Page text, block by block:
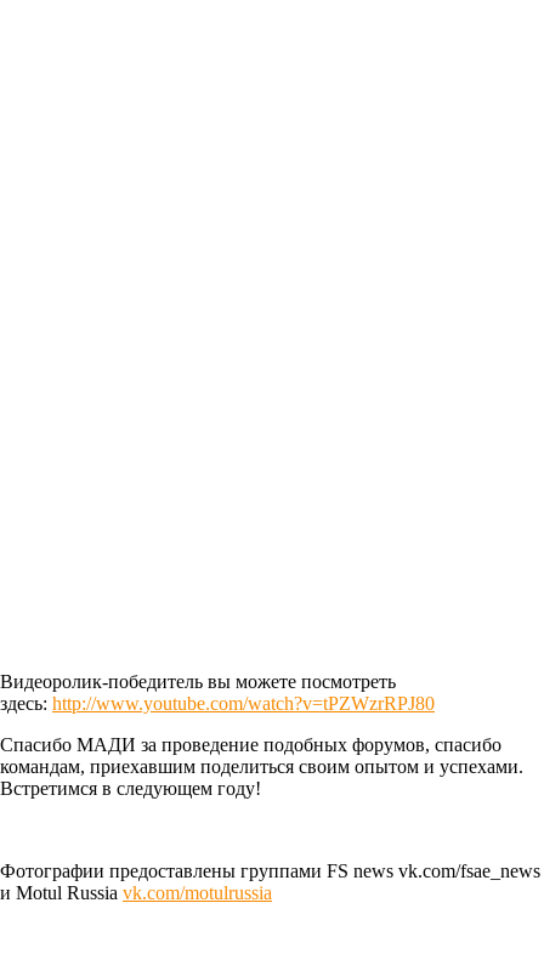
Видеоролик-победитель вы можете посмотреть
здесь: http://www.youtube.com/watch?v=tPZWzrRPJ80
Спасибо МАДИ за проведение подобных форумов, спасибо
командам, приехавшим поделиться своим опытом и успехами.
Встретимся в следующем году!
Фотографии предоставлены группами FS news vk.com/fsae_news
и Motul Russia vk.com/motulrussia